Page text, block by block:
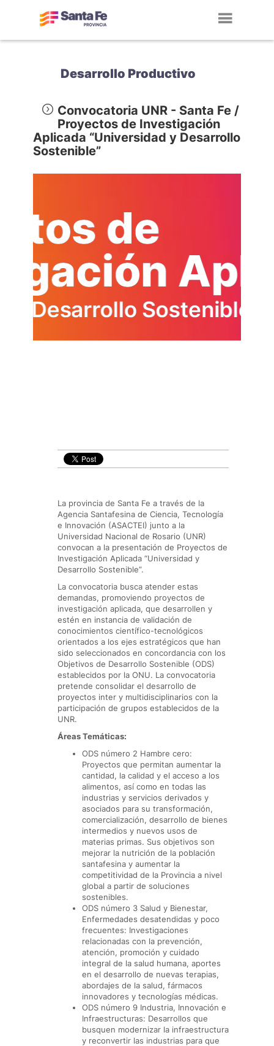
Desarrollo Productivo
Convocatoria UNR - Santa Fe /
Proyectos de Investigación
Aplicada “Universidad y Desarrollo
Sostenible”
La provincia de Santa Fe a través de la
Agencia Santafesina de Ciencia, Tecnología
e Innovación (ASACTEI) junto a la
Universidad Nacional de Rosario (UNR)
convocan a la presentación de Proyectos de
Investigación Aplicada “Universidad y
Desarrollo Sostenible”.
La convocatoria busca atender estas
demandas, promoviendo proyectos de
investigación aplicada, que desarrollen y
estén en instancia de validación de
conocimientos científico-tecnológicos
orientados a los ejes estratégicos que han
sido seleccionados en concordancia con los
Objetivos de Desarrollo Sostenible (ODS)
establecidos por la ONU. La convocatoria
pretende consolidar el desarrollo de
proyectos inter y multidisciplinarios con la
participación de grupos establecidos de la
UNR.
Áreas Temáticas:
ODS número 2 Hambre cero:
Proyectos que permitan aumentar la
cantidad, la calidad y el acceso a los
alimentos, así como en todas las
industrias y servicios derivados y
asociados para su transformación,
comercialización, desarrollo de bienes
intermedios y nuevos usos de
materias primas. Sus objetivos son
mejorar la nutrición de la población
santafesina y aumentar la
competitividad de la Provincia a nivel
global a partir de soluciones
sostenibles.
ODS número 3 Salud y Bienestar,
Enfermedades desatendidas y poco
frecuentes: Investigaciones
relacionadas con la prevención,
atención, promoción y cuidado
integral de la salud humana, aportes
en el desarrollo de nuevas terapias,
abordajes de la salud, fármacos
innovadores y tecnologías médicas.
ODS número 9 Industria, Innovación e
Infraestructuras: Desarrollos que
busquen modernizar la infraestructura
y reconvertir las industrias para que